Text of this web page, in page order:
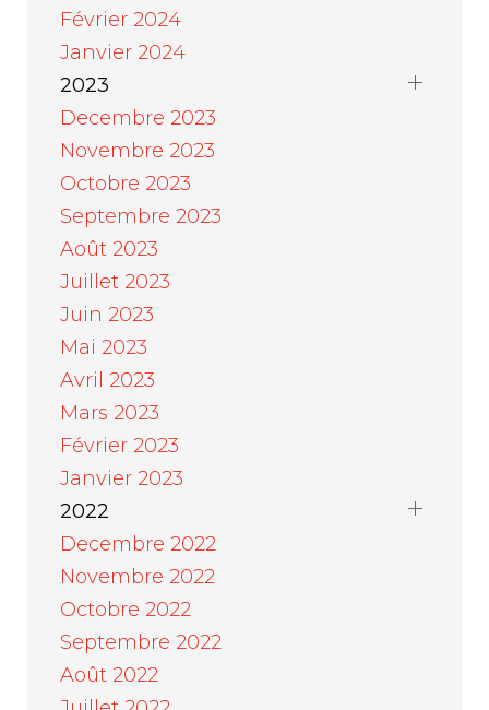
Février 2024
Janvier 2024
2023
Decembre 2023
Novembre 2023
Octobre 2023
Septembre 2023
Août 2023
Juillet 2023
Juin 2023
Mai 2023
Avril 2023
Mars 2023
Février 2023
Janvier 2023
2022
Decembre 2022
Novembre 2022
Octobre 2022
Septembre 2022
Août 2022